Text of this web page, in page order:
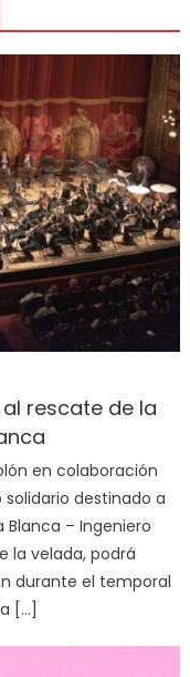
al rescate de la
en colaboración
solidario destinado a
Blanca – Ingeniero
la velada, podrá
durante el temporal
[…]